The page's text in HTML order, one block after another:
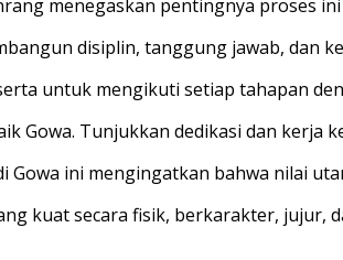
menegaskan pentingnya proses
disiplin, tanggung jawab, dan
untuk mengikuti setiap tahapan
Gowa. Tunjukkan dedikasi dan kerja
Gowa ini mengingatkan bahwa nilai
kuat secara fisik, berkarakter, jujur,